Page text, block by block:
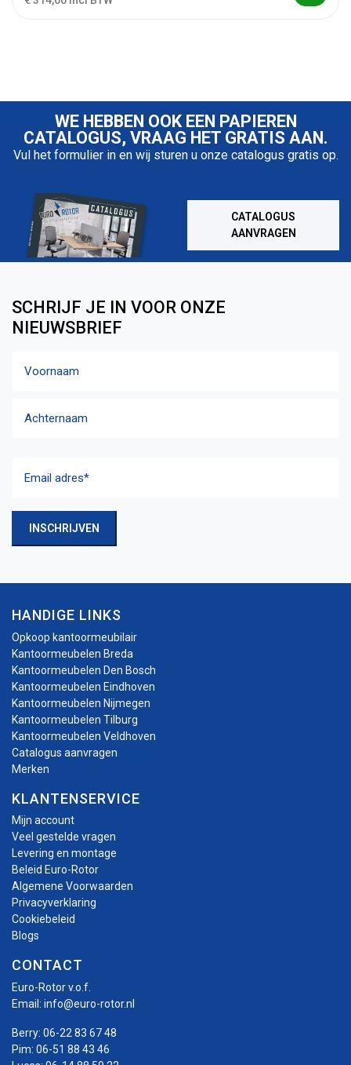
WE HEBBEN OOK EEN PAPIEREN
CATALOGUS, VRAAG HET GRATIS AAN.
Vul het formulier in en wij sturen u onze catalogus gratis op.
CATALOGUS
AANVRAGEN
SCHRIJF JE IN VOOR ONZE
NIEUWSBRIEF
adres(Vereist)
INSCHRIJVEN
HANDIGE LINKS
Opkoop kantoormeubilair
Kantoormeubelen Breda
Kantoormeubelen Den Bosch
Kantoormeubelen Eindhoven
Kantoormeubelen Nijmegen
Kantoormeubelen Tilburg
Kantoormeubelen Veldhoven
Catalogus aanvragen
Merken
KLANTENSERVICE
Mijn account
Veel gestelde vragen
Levering en montage
Beleid Euro-Rotor
Algemene Voorwaarden
Privacyverklaring
Cookiebeleid
Blogs
CONTACT
Euro-Rotor v.o.f.
Email: info@euro-rotor.nl
Berry: 06-22 83 67 48
Pim: 06-51 88 43 46